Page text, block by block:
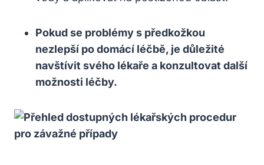
Pokud se problémy s předkožkou
nezlepší⁣ po domácí léčbě, je‌ důležité
navštívit‍ svého lékaře a konzultovat⁤ další
možnosti léčby.